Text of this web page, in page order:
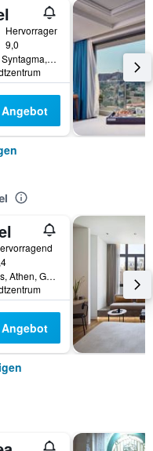
Hervorragend
9,0
16 Filellinon St, Syntagma, Athen, Griechenland
8 Agias Eleousis, Athen, Griechenland